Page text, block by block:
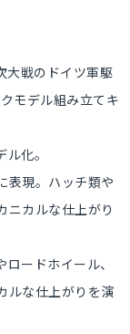
戦のドイツ軍駆
モデル組み立てキ
化。
表現。ハッチ類や
ニカルな仕上がり
ードホイール、
ルな仕上がりを演